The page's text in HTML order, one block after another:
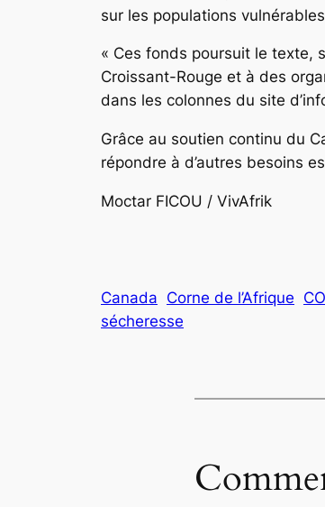
sur les populations
« Ces fonds poursuit le texte,
Croissant-Rouge et à des
dans les colonnes du site
Grâce au soutien continu du
répondre à d’autres besoins
Moctar FICOU / VivAfrik
Canada Corne de l’Afrique
sécheresse